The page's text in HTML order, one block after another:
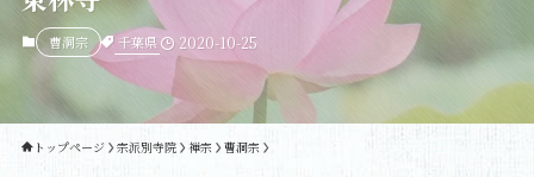
曹洞宗 千葉県 2020-10-25
トップページ 宗派別寺院 禅宗 曹洞宗